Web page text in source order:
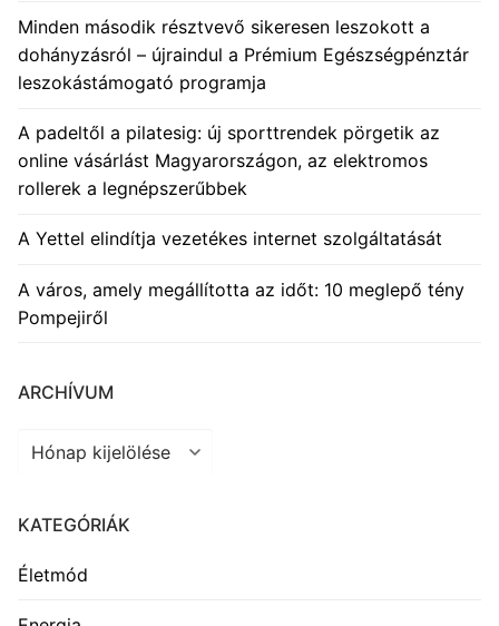
Minden második résztvevő sikeresen leszokott a
dohányzásról – újraindul a Prémium Egészségpénztár
leszokástámogató programja
A padeltől a pilatesig: új sporttrendek pörgetik az
online vásárlást Magyarországon, az elektromos
rollerek a legnépszerűbbek
A Yettel elindítja vezetékes internet szolgáltatását
A város, amely megállította az időt: 10 meglepő tény
Pompejiről
ARCHÍVUM
Archívum
KATEGÓRIÁK
Életmód